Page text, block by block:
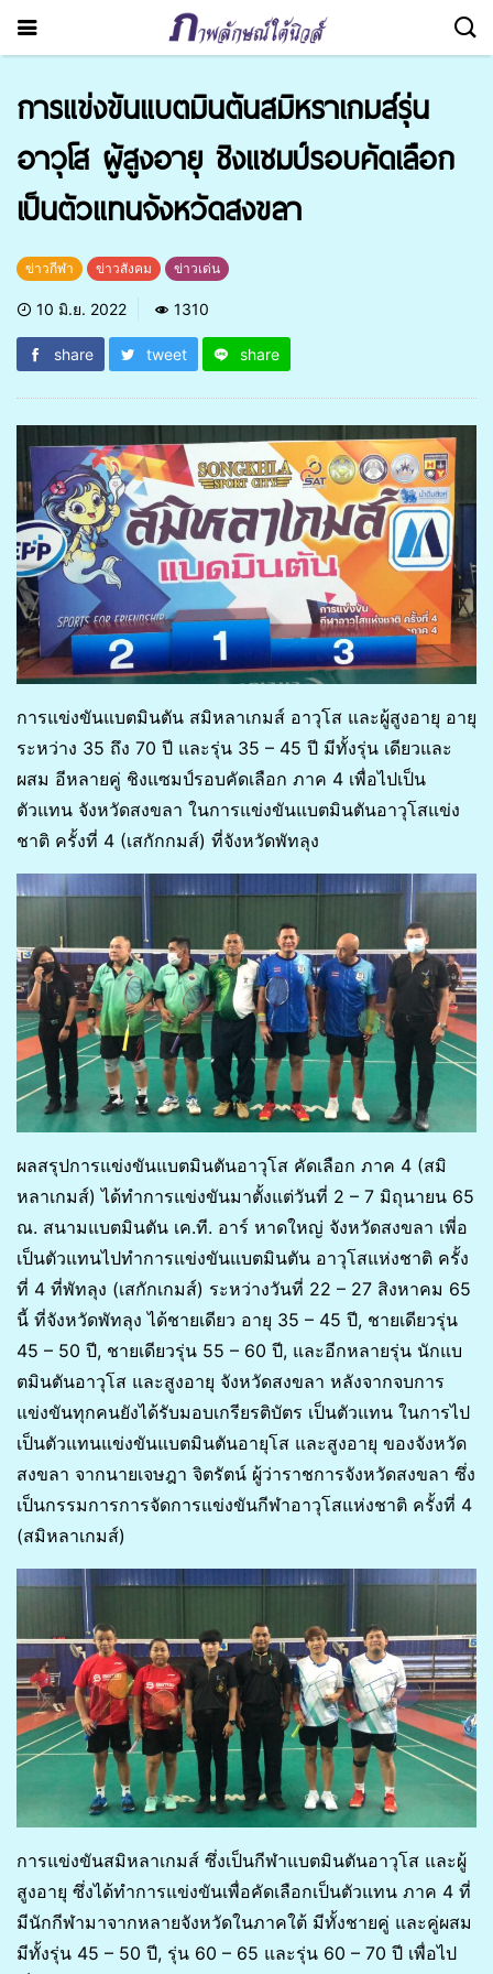
การแข่งขันแบตมินตันสมิหราเกมส์รุ่น
อาวุโส ผู้สูงอายุ ชิงแชมป์รอบคัดเลือก
เป็นตัวแทนจังหวัดสงขลา
ข่าวกีฬา ข่าวสังคม ข่าวเด่น
10 มิ.ย. 2022 1310
share tweet share
การแข่งขันแบตมินตัน สมิหลาเกมส์ อาวุโส และผู้สูงอายุ อายุ
ระหว่าง 35 ถึง 70 ปี และรุ่น 35 – 45 ปี มีทั้งรุ่น เดียวและ
ผสม อีหลายคู่ ชิงแซมป์รอบคัดเลือก ภาค 4 เพื่อไปเป็น
ตัวแทน จังหวัดสงขลา ในการแข่งขันแบตมินตันอาวุโสแข่ง
ชาติ ครั้งที่ 4 (เสกักกมส์) ที่จังหวัดพัทลุง
ผลสรุปการแข่งขันแบตมินตันอาวุโส คัดเลือก ภาค 4 (สมิ
หลาเกมส์) ได้ทำการแข่งขันมาตั้งแต่วันที่ 2 – 7 มิถุนายน 65
ณ. สนามแบตมินตัน เค.ที. อาร์ หาดใหญ่ จังหวัดสงขลา เพี่อ
เป็นตัวแทนไปทำการแข่งขันแบตมินตัน อาวุโสแห่งชาติ ครั้ง
ที่ 4 ที่พัทลุง (เสกักเกมส์) ระหว่างวันที่ 22 – 27 สิงหาคม 65
นี้ ที่จังหวัดพัทลุง ได้ชายเดียว อายุ 35 – 45 ปี, ชายเดียวรุ่น
45 – 50 ปี, ชายเดียวรุ่น 55 – 60 ปี, และอีกหลายรุ่น นักแบ
ตมินตันอาวุโส และสูงอายุ จังหวัดสงขลา หลังจากจบการ
แข่งขันทุกคนยังได้รับมอบเกรียรติบัตร เป็นตัวแทน ในการไป
เป็นตัวแทนแข่งขันแบตมินตันอายุโส และสูงอายุ ของจังหวัด
สงขลา จากนายเจษฎา จิตรัตน์ ผู้ว่าราชการจังหวัดสงขลา ซึ่ง
เป็นกรรมการการจัดการแข่งขันกีฬาอาวุโสแห่งชาติ ครั้งที่ 4
(สมิหลาเกมส์)
การแข่งขันสมิหลาเกมส์ ซึ่งเป็นกีฬาแบตมินตันอาวุโส และผู้
สูงอายุ ซึ่งได้ทำการแข่งขันเพื่อคัดเลือกเป็นตัวแทน ภาค 4 ที่
มีนักกีฬามาจากหลายจังหวัดในภาคใต้ มีทั้งชายคู่ และคู่ผสม
มีทั้งรุ่น 45 – 50 ปี, รุ่น 60 – 65 และรุ่น 60 – 70 ปี เพื่อไป